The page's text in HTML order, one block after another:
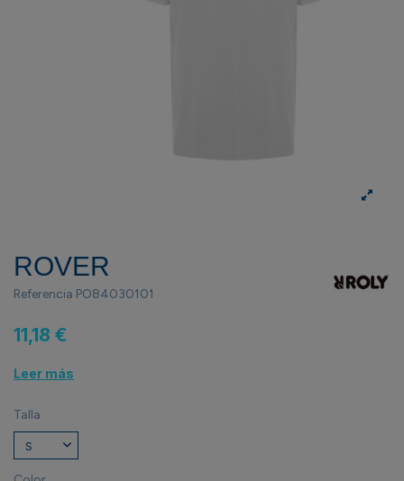
ROVER
Referencia PO84030101
11,18 €
Leer más
Talla